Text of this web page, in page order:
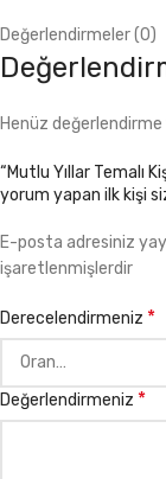
Değerlendirmeler (0)
Henüz değerlendirme
“Mutlu Yıllar Temalı
yorum yapan ilk kişi
E-posta adresiniz
işaretlenmişlerdir
Derecelendirmeniz *
Değerlendirmeniz *